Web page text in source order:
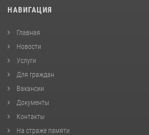
НАВИГАЦИЯ
Главная
Новости
Услуги
Для граждан
Вакансии
Документы
Контакты
На страже памяти